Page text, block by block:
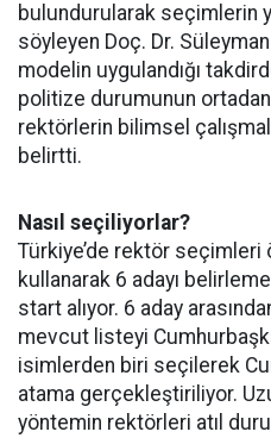
bulundurularak seçimlerin
söyleyen Doç. Dr.
modelin uygulandığı
politize durumunun
rektörlerin bilimsel
belirtti.
Nasıl seçiliyorlar?
Türkiye’de rektör
kullanarak 6 adayı
start alıyor. 6 aday
mevcut listeyi
isimlerden biri seçilerek
atama gerçekleştiriliyor.
yöntemin rektörleri atıl